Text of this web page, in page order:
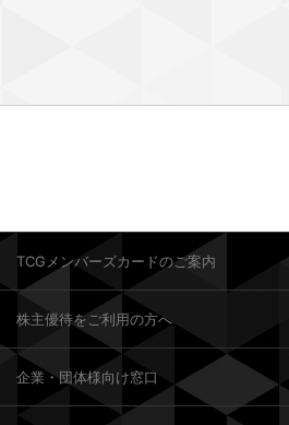
TCGメンバーズカードのご案内
株主優待をご利用の方へ
企業・団体様向け窓口